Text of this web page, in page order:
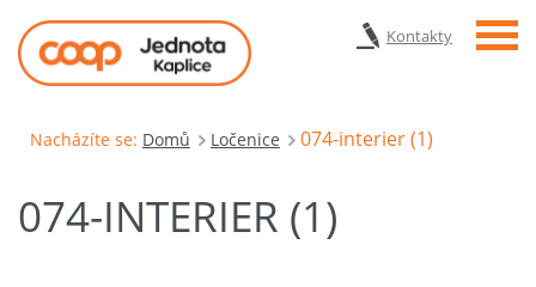
Kontakty Menu
Nacházíte se: Domů Ločenice 074-interier (1)
074-INTERIER (1)